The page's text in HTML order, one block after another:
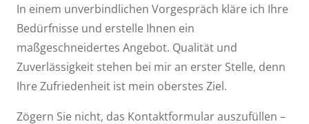
In einem unverbindlichen Vorgespräch kläre ich Ihre
Bedürfnisse und erstelle Ihnen ein
maßgeschneidertes Angebot. Qualität und
Zuverlässigkeit stehen bei mir an erster Stelle, denn
Ihre Zufriedenheit ist mein oberstes Ziel.
Zögern Sie nicht, das Kontaktformular auszufüllen –